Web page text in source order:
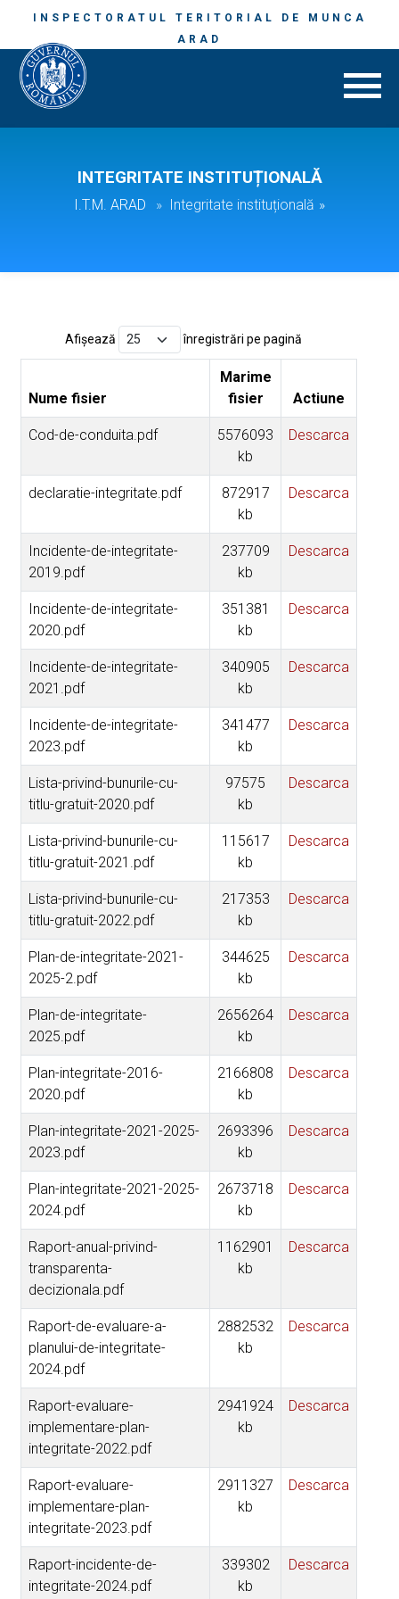
INSPECTORATUL TERITORIAL DE MUNCA
ARAD
INTEGRITATE INSTITUȚIONALĂ
I.T.M. ARAD Integritate instituțională »
Afișează înregistrări pe pagină
Nume fisier
Marime
fisier
Actiune
Cod-de-conduita.pdf
5576093
kb
Descarca
declaratie-integritate.pdf
872917
kb
Descarca
Incidente-de-integritate-
2019.pdf
237709
kb
Descarca
Incidente-de-integritate-
2020.pdf
351381
kb
Descarca
Incidente-de-integritate-
2021.pdf
340905
kb
Descarca
Incidente-de-integritate-
2023.pdf
341477
kb
Descarca
Lista-privind-bunurile-cu-
titlu-gratuit-2020.pdf
97575
kb
Descarca
Lista-privind-bunurile-cu-
titlu-gratuit-2021.pdf
115617
kb
Descarca
Lista-privind-bunurile-cu-
titlu-gratuit-2022.pdf
217353
kb
Descarca
Plan-de-integritate-2021-
2025-2.pdf
344625
kb
Descarca
Plan-de-integritate-
2025.pdf
2656264
kb
Descarca
Plan-integritate-2016-
2020.pdf
2166808
kb
Descarca
Plan-integritate-2021-2025-
2023.pdf
2693396
kb
Descarca
Plan-integritate-2021-2025-
2024.pdf
2673718
kb
Descarca
Raport-anual-privind-
transparenta-
decizionala.pdf
1162901
kb
Descarca
Raport-de-evaluare-a-
planului-de-integritate-
2024.pdf
2882532
kb
Descarca
Raport-evaluare-
implementare-plan-
integritate-2022.pdf
2941924
kb
Descarca
Raport-evaluare-
implementare-plan-
integritate-2023.pdf
2911327
kb
Descarca
Raport-incidente-de-
integritate-2024.pdf
339302
kb
Descarca